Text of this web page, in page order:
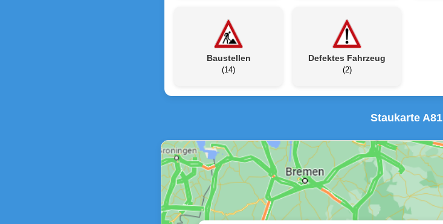
Baustellen
(14)
Defektes Fahrzeug
(2)
Staukarte A81